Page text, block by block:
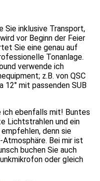
Sie inklusive Transport,
vor Beginn der Feier
Sie eine genau auf
Tonanlage.
verwende ich
z.B. von QSC
12" mit passenden SUB
ich ebenfalls mit! Buntes
Lichtstrahlen und ein
denn sie
Bei mir ist
buchen Sie auch
oder gleich